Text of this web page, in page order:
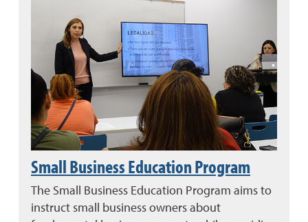
Small Business Education Program
The Small Business Education Program aims to
instruct small business owners about